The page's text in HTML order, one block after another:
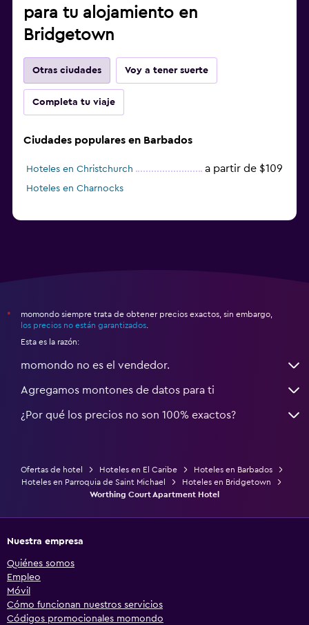
para tu alojamiento en
Bridgetown
Otras ciudades Voy a tener suerte
Completa tu viaje
Ciudades populares en Barbados
Hoteles en Christchurch a partir de $109
Hoteles en Charnocks
*
momondo siempre trata de obtener precios exactos, sin embargo,
los precios no están garantizados
Esta es la razón:
momondo no es el vendedor.
Agregamos montones de datos para ti
¿Por qué los precios no son 100% exactos?
Ofertas de hotel Hoteles en El Caribe
Hoteles en Barbados
Hoteles en Parroquia de Saint Michael
Hoteles en Bridgetown
Worthing Court Apartment Hotel
Nuestra empresa
Quiénes somos
Empleo
Móvil
Cómo funcionan nuestros servicios
Códigos promocionales momondo